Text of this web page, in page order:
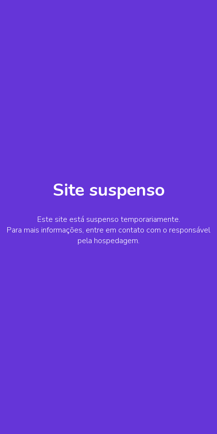
Site suspenso
Este site está suspenso temporariamente.
Para mais informações, entre em contato com o responsável
pela hospedagem.